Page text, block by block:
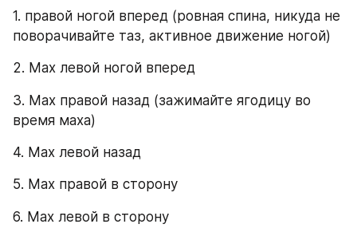
1. правой ногой вперед (ровная спина, никуда не
поворачивайте таз, активное движение ногой)
2. Мах левой ногой вперед
3. Мах правой назад (зажимайте ягодицу во
время маха)
4. Мах левой назад
5. Мах правой в сторону
6. Мах левой в сторону